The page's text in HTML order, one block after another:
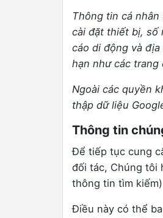
Thông tin cá
cài đặt thiết bị, số
cáo di động và
hạn như các
Ngoài các quyền
thập dữ liệu
Thông tin
Để tiếp tục cung
đối tác, Chúng tôi
thông tin tìm
Điều này có thể